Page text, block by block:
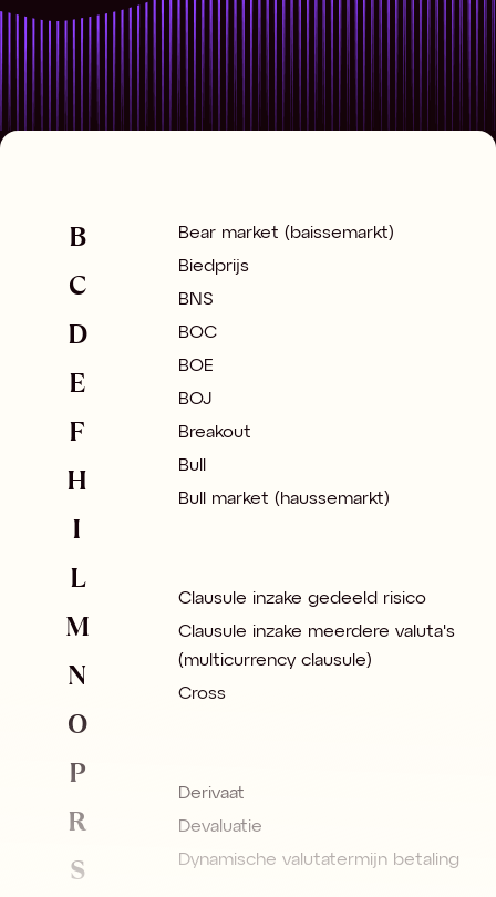
B
C
D
E
F
H
I
L
M
N
O
P
R
S
Bear market (baissemarkt)
Biedprijs
BNS
BOC
BOE
BOJ
Breakout
Bull
Bull market (haussemarkt)
Clausule inzake gedeeld risico
Clausule inzake meerdere valuta's
(multicurrency clausule)
Cross
Derivaat
Devaluatie
Dynamische valutatermijn betaling